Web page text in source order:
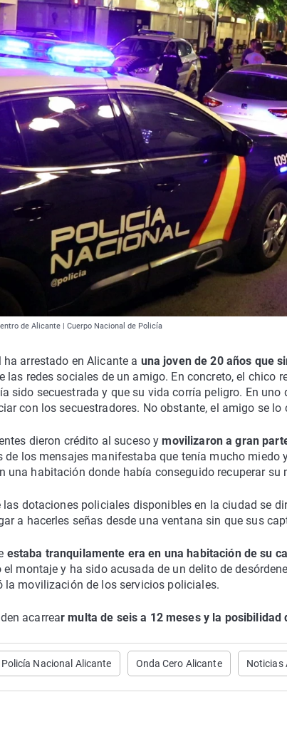
de Alicante | Cuerpo Nacional de Policía
arrestado en Alicante a una joven de 20 años que
las redes sociales de un amigo. En concreto, el chico
sido secuestrada y que su vida corría peligro. En
con los secuestradores. No obstante, el amigo se
dieron crédito al suceso ymovilizaron a gran
de los mensajes manifestaba que tenía mucho miedo
una habitación donde había conseguido recuperar
dotaciones policiales disponibles en la ciudad se
a hacerles señas desde una ventana sin que sus
estaba tranquilamente era en una habitación de su
el montaje y ha sido acusada de un delito de
la movilización de los servicios policiales.
acarrear multa de seis a 12 meses y la
Policía Nacional Alicante Onda Cero Alicante Noticias